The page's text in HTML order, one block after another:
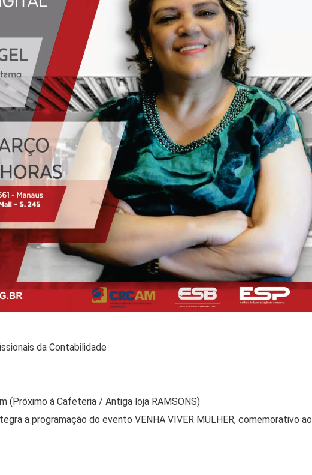
da Contabilidade
(Próximo à Cafeteria / Antiga loja RAMSONS)
a programação do evento VENHA VIVER MULHER, comemorativo ao